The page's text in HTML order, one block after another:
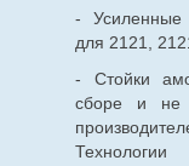
- Усиленные
для 2121,
- Стойки
сборе и не
Технологии